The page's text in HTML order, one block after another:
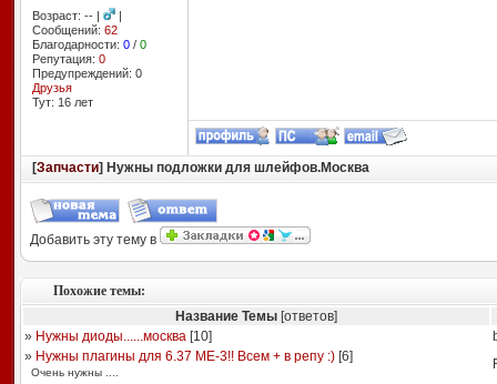
Возраст: -- |
|
Сообщений: 62
Благодарности: 0/ 0
Репутация: 0
Предупреждений: 0
Друзья
Тут: 16 лет
[Запчасти] Нужны подложки для шлейфов.Москва
Добавить эту тему в
Похожие темы:
Название Темы[ответов]
» Нужны диоды......москва[10]
» Нужны плагины для 6.37 ME-3!! Всем + в репу :)[6]
Очень нужны ....